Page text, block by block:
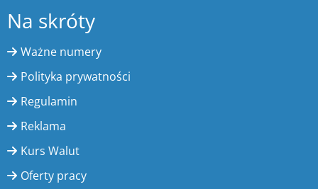
Na skróty
Ważne numery
Polityka prywatności
Regulamin
Reklama
Kurs Walut
Oferty pracy